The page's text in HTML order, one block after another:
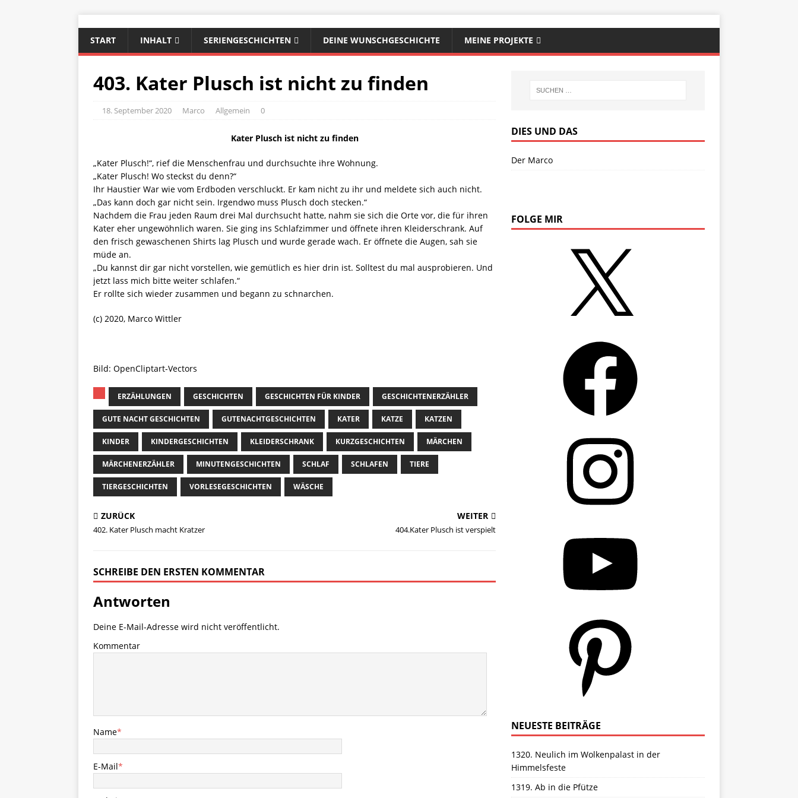
START INHALT SERIENGESCHICHTEN DEINE WUNSCHGESCHICHTE MEINE PROJEKTE
403. Kater Plusch ist nicht zu finden
18. September 2020 Marco Allgemein 0
Kater Plusch ist nicht zu finden
„Kater Plusch!“, rief die Menschenfrau und durchsuchte ihre Wohnung.
„Kater Plusch! Wo steckst du denn?“
Ihr Haustier War wie vom Erdboden verschluckt. Er kam nicht zu ihr und meldete sich auch nicht.
„Das kann doch gar nicht sein. Irgendwo muss Plusch doch stecken.“
Nachdem die Frau jeden Raum drei Mal durchsucht hatte, nahm sie sich die Orte vor, die für ihren
Kater eher ungewöhnlich waren. Sie ging ins Schlafzimmer und öffnete ihren Kleiderschrank. Auf
den frisch gewaschenen Shirts lag Plusch und wurde gerade wach. Er öffnete die Augen, sah sie
müde an.
„Du kannst dir gar nicht vorstellen, wie gemütlich es hier drin ist. Solltest du mal ausprobieren. Und
jetzt lass mich bitte weiter schlafen.“
Er rollte sich wieder zusammen und begann zu schnarchen.
(c) 2020, Marco Wittler
Bild: OpenCliptart-Vectors
ERZÄHLUNGEN GESCHICHTEN GESCHICHTEN FÜR KINDER GESCHICHTENERZÄHLER
GUTE NACHT GESCHICHTEN GUTENACHTGESCHICHTEN KATER KATZE KATZEN
KINDER KINDERGESCHICHTEN KLEIDERSCHRANK KURZGESCHICHTEN MÄRCHEN
MÄRCHENERZÄHLER MINUTENGESCHICHTEN SCHLAF SCHLAFEN TIERE
TIERGESCHICHTEN VORLESEGESCHICHTEN WÄSCHE
ZURÜCK
402. Kater Plusch macht Kratzer
WEITER
404.Kater Plusch ist verspielt
SCHREIBE DEN ERSTEN KOMMENTAR
Antworten
Deine E-Mail-Adresse wird nicht veröffentlicht.
Kommentar
Name*
E-Mail*
DIES UND DAS
Der Marco
FOLGE MIR
NEUESTE BEITRÄGE
1320. Neulich im Wolkenpalast in der
Himmelsfeste
1319. Ab in die Pfütze